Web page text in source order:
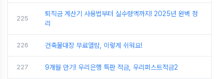
225
퇴직금 계산기 사용법부터 실수령액까지! 2025년 완벽 정
리
226 건축물대장 무료열람, 이렇게 쉬워요!
227 9개월 만기! 우리은행 특판 적금, 우리퍼스트적금2